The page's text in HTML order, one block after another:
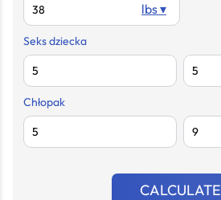
lbs ▾
Seks dziecka
Chłopak
CALCULATE